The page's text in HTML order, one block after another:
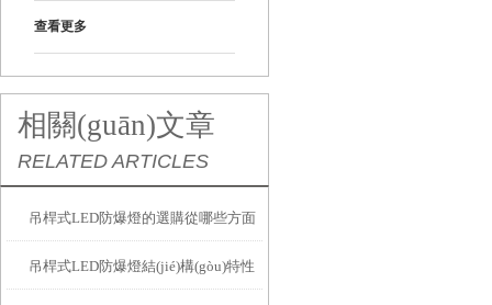
查看更多
相關(guān)文章
RELATED ARTICLES
吊桿式LED防爆燈的選購從哪些方面
考慮
吊桿式LED防爆燈結(jié)構(gòu)特性